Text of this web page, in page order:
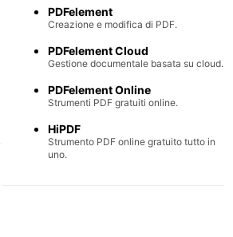
PDFelement
Creazione e modifica di PDF.
PDFelement Cloud
Gestione documentale basata su cloud.
PDFelement Online
Strumenti PDF gratuiti online.
HiPDF
Strumento PDF online gratuito tutto in
uno.